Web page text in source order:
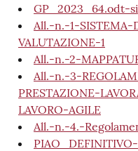
GP_2023_64.odt-
All.-n.-1-
VALUTAZIONE-1
All.-n.-2-
All.-n.-3-
PRESTAZIONE-
LAVORO-AGILE
All.-n.-4.-